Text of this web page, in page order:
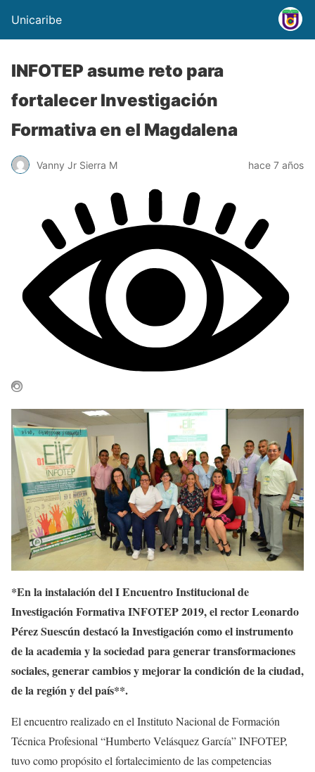
Unicaribe
INFOTEP asume reto para
fortalecer Investigación
Formativa en el Magdalena
Vanny Jr Sierra M hace 7 años
*En la instalación del I Encuentro Institucional de
Investigación Formativa INFOTEP 2019, el rector Leonardo
Pérez Suescún destacó la Investigación como el instrumento
de la academia y la sociedad para generar transformaciones
sociales, generar cambios y mejorar la condición de la ciudad,
de la región y del país**.
El encuentro realizado en el Instituto Nacional de Formación
Técnica Profesional “Humberto Velásquez García” INFOTEP,
tuvo como propósito el fortalecimiento de las competencias